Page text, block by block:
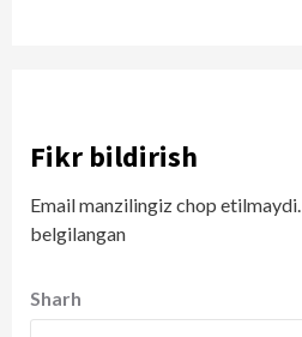
Fikr bildirish
Email manzilingiz chop etilmaydi.
belgilangan
Sharh